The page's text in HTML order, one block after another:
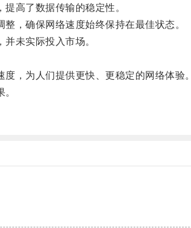
高了数据传输的稳定性。
，确保网络速度始终保持在最佳状态。
未实际投入市场。
，为人们提供更快、更稳定的网络体验。